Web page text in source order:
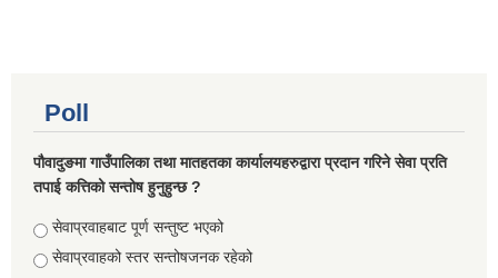
Poll
पौवादुङमा गाउँपालिका तथा मातहतका कार्यालयहरुद्वारा प्रदान गरिने सेवा प्रति
तपाई कत्तिको सन्तोष हुनुहुन्छ ?
Choices
सेवाप्रवाहबाट पूर्ण सन्तुष्ट भएको
सेवाप्रवाहको स्तर सन्तोषजनक रहेको